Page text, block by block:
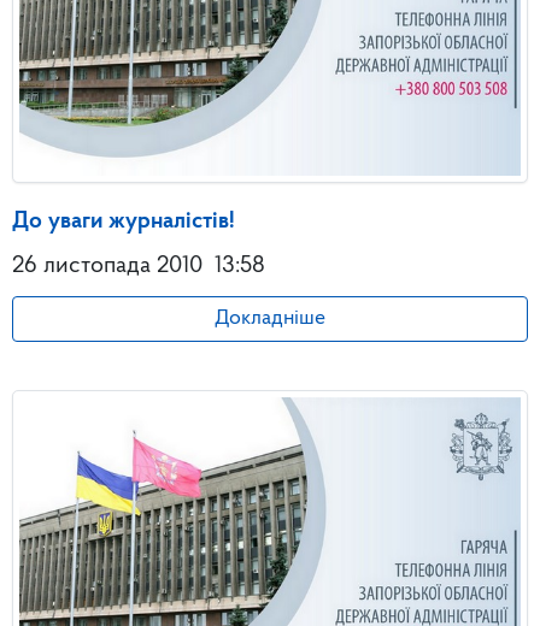
До уваги журналістів!
26 листопада 2010 13:58
Докладніше